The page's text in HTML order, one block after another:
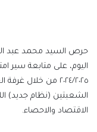
حرص السيد محمد عبد
اليوم، على متابعة سير
٢٠٢٤/٢٠٢٥ من خلال
الشعبتين (نظام جديد)
الاقتصاد والاحصاء.